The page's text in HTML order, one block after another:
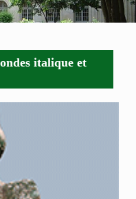
italique et